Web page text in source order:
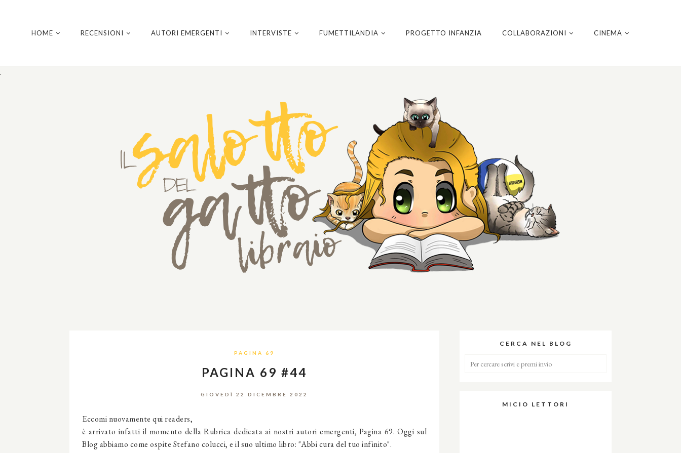
.
HOME RECENSIONI AUTORI EMERGENTI INTERVISTE FUMETTILANDIA PROGETTO INFANZIA COLLABORAZIONI CINEMA
PAGINA 69
PAGINA 69 #44
GIOVEDÌ 22 DICEMBRE 2022
Eccomi nuovamente qui readers,
è arrivato infatti il momento della Rubrica dedicata ai nostri autori emergenti, Pagina 69. Oggi sul
Blog abbiamo come ospite Stefano colucci, e il suo ultimo libro: "Abbi cura del tuo infinito".
CERCA NEL BLOG
MICIO LETTORI